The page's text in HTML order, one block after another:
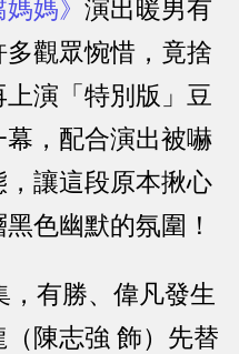
媽媽》 演出暖男有
觀眾惋惜，竟捨
演「特別版」豆
，配合演出被嚇
讓這段原本揪心
色幽默的氛圍！
有勝、偉凡發生
陳志強 飾）先替